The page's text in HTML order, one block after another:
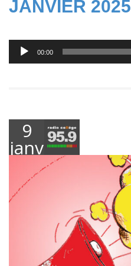
JANVIER 2025
Lecteur
audio
00:00
9
janvier
2025